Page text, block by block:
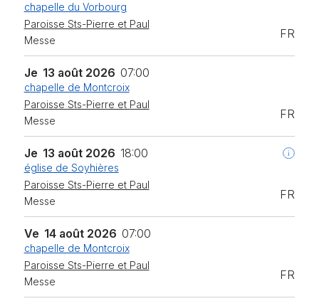
chapelle du Vorbourg
Paroisse Sts-Pierre et Paul
Messe
FR
Je 13 août 2026 07:00
chapelle de Montcroix
Paroisse Sts-Pierre et Paul
Messe
FR
Je 13 août 2026 18:00
église de Soyhières
Paroisse Sts-Pierre et Paul
Messe
FR
Ve 14 août 2026 07:00
chapelle de Montcroix
Paroisse Sts-Pierre et Paul
Messe
FR